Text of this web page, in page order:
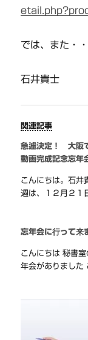
では、また・・
石井貴士
関連記事
急遽決定！ 大阪
動画完成記念忘年
こんにちは。石井
週は、１２月２１
忘年会に行って来
こんにちは 秘書
年会がありました